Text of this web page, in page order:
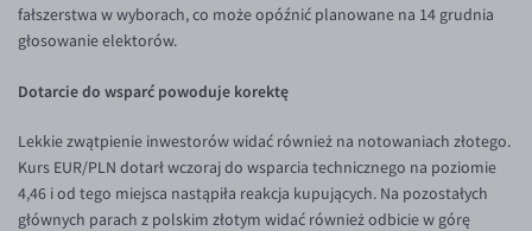
EUR/RON
EUR/TRY
EUR/ZAR
GBP/USD
USD/CHF
fałszerstwa w wyborach, co może opóźnić planowane na 14 grudnia
głosowanie elektorów.
Dotarcie do wsparć powoduje korektę
Lekkie zwątpienie inwestorów widać również na notowaniach złotego.
Kurs EUR/PLN dotarł wczoraj do wsparcia technicznego na poziomie
4,46 i od tego miejsca nastąpiła reakcja kupujących. Na pozostałych
głównych parach z polskim złotym widać również odbicie w górę